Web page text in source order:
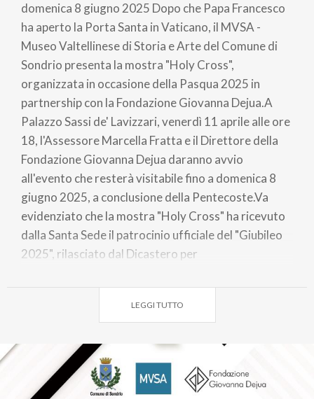
domenica 8 giugno 2025 Dopo che Papa Francesco
ha aperto la Porta Santa in Vaticano, il MVSA -
Museo Valtellinese di Storia e Arte del Comune di
Sondrio presenta la mostra "Holy Cross",
organizzata in occasione della Pasqua 2025 in
partnership con la Fondazione Giovanna Dejua.A
Palazzo Sassi de' Lavizzari, venerdì 11 aprile alle ore
18, l'Assessore Marcella Fratta e il Direttore della
Fondazione Giovanna Dejua daranno avvio
all'evento che resterà visitabile fino a domenica 8
giugno 2025, a conclusione della Pentecoste.Va
evidenziato che la mostra "Holy Cross" ha ricevuto
dalla Santa Sede il patrocinio ufficiale del "Giubileo
2025", rilasciato dal Dicastero per
Prefetto Mons. Rino Fisichella. Inoltre, l'evento
artistico è stato patrocinato dall'antico e
Gerusalemme e dalla Diocesi di Como, nonché dalla
Provincia di Sondrio.
LEGGI TUTTO